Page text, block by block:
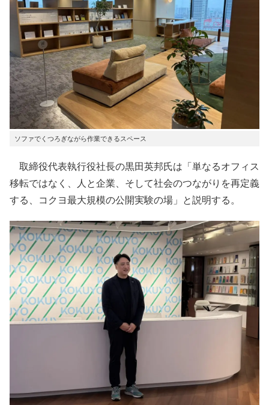
ソファでくつろぎながら作業できるスペース
取締役代表執行役社長の黒田英邦氏は「単なるオフィス
移転ではなく、人と企業、そして社会のつながりを再定義
する、コクヨ最大規模の公開実験の場」と説明する。